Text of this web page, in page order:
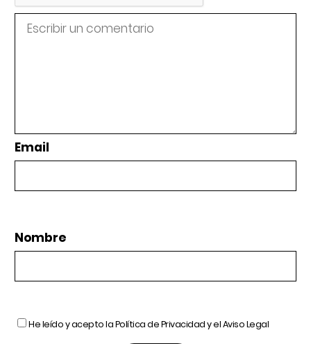
Email
Nombre
He leído y acepto laPolítica de Privacidady elAviso Legal